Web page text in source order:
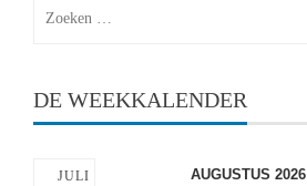
DE WEEKKALENDER
JULI AUGUSTUS 2026